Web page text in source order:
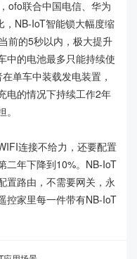
联合中国电信、华为
NB-IoT智能锁大幅度缩
前的5秒以内，极大提升
中的电池最多只能持续使
单车中装载发电装置，
电的情况下持续工作2年
连接不给力，还要配置
二年下降到10%。NB-IoT
置路由，不需要网关，永
控家里每一件带有NB-IoT